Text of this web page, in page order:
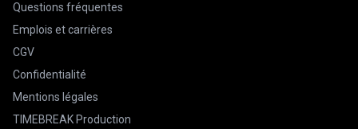
Questions fréquentes
Emplois et carrières
CGV
Confidentialité
Mentions légales
TIMEBREAK Production